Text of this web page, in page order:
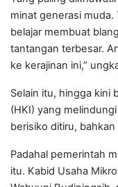
minat generasi muda.
belajar membuat
tantangan terbesar.
ke kerajinan ini,”
Selain itu, hingga kini
(HKI) yang
berisiko ditiru, bahkan
Padahal pemerintah
itu. Kabid Usaha